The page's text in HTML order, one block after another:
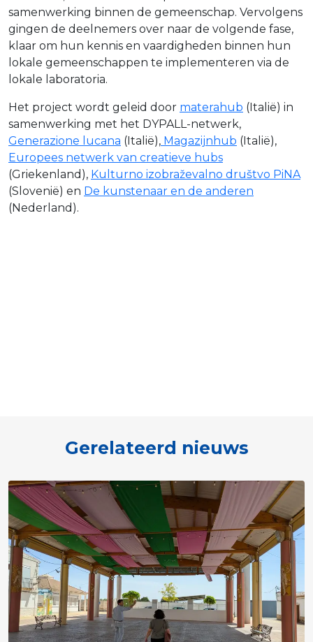
samenwerking binnen de gemeenschap. Vervolgens
gingen de deelnemers over naar de volgende fase,
klaar om hun kennis en vaardigheden binnen hun
lokale gemeenschappen te implementeren via de
lokale laboratoria.
Het project wordt geleid door materahub (Italië) in
samenwerking met het DYPALL-netwerk,
Generazione lucana (Italië), Magazijnhub (Italië),
Europees netwerk van creatieve hubs
(Griekenland), Kulturno izobraževalno društvo PiNA
(Slovenië) en De kunstenaar en de anderen
(Nederland).
Gerelateerd nieuws